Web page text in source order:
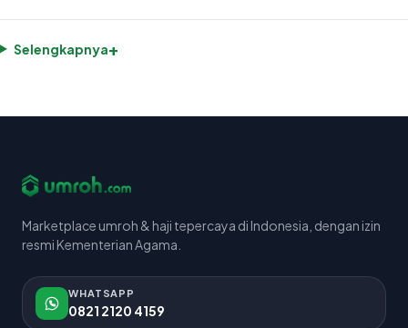
Selengkapnya+
Marketplace umroh & haji tepercaya di Indonesia, dengan izin
resmi Kementerian Agama.
WHATSAPP
0821 2120 4159